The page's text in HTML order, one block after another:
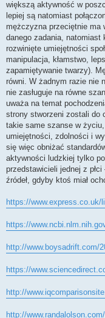
większą aktywność w
lepiej są natomiast
mężczyzna przeciętnie ma
danego zadania, natomiast
rozwinięte umiejętności
manipulacja, kłamstwo,
zapamiętywanie twarzy).
równi. W żadnym razie nie
nie zasługuje na równe
uważa na temat
strony stworzeni zostali do
takie same szanse w
umiejętności, zdolności i
się więc obniżać
aktywności ludzkiej tylko
przedstawicieli jednej z
źródeł, gdyby ktoś miał
https://
https://
http://www.boysadrift.com/
https://
http://
http://